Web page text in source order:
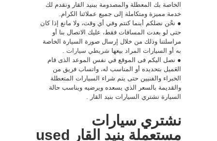
الخاصة بك المعطلة والمصدومة ببنيد القار ونقدم لك
خدمة مميزة ومتكاملة إلى جميع عملائنا الكرام.
● نحْن نصلكم أينما كنتم وفي أي وقت، ولا مانع إذا كان
حتى لو بعدت المسافات فقط، عليك الاتصال بنا أو
مراسلتنا وذلك من خلال إرسال صورة السيارة الخاصة
به أو السيارات المراد بيعها شريطي سيارات
● نصل اليكم فى الموقع في نفس الموعد الذى قام
العَميل بتحديده أو المناسب له، واتساب فريق من
الخبراء والفنيين حتى يتم شراء السيارات المتعطلة
والقديمة بالسعر الذي يسعده ويرضيه ويناسب حالة
السيارة نشتري السيارات بنيد القار .
نشتري سيارات
مستعملة بنيد القار used